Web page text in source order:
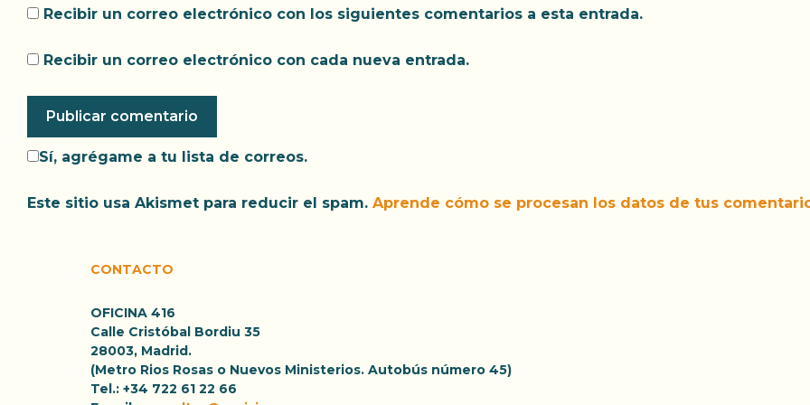
Recibir un correo electrónico con los siguientes comentarios a esta entrada.
Recibir un correo electrónico con cada nueva entrada.
Sí, agrégame a tu lista de correos.
Este sitio usa Akismet para reducir el spam. Aprende cómo se procesan los datos de tus
CONTACTO
OFICINA 416
Calle Cristóbal Bordiu 35
28003, Madrid.
(Metro Rios Rosas o Nuevos Ministerios. Autobús número 45)
Tel.: +34 722 61 22 66